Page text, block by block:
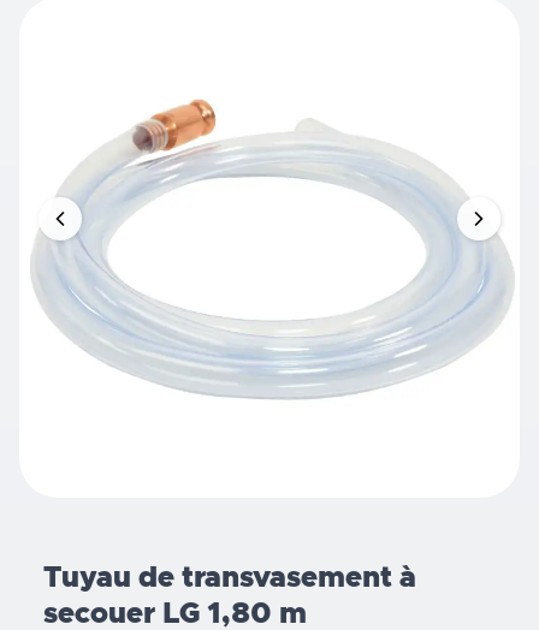
Tuyau de transvasement à
secouer LG 1,80 m